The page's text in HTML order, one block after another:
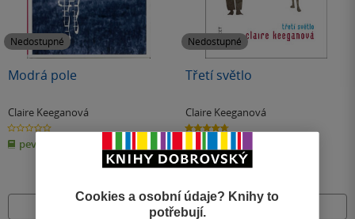
Nedostupné
Modrá pole
Claire Keeganová
0.0
z
5
hvězdiček
pevná vazba
Nedostupné
Třetí světlo
Claire Keeganová
4.7
z
hvězdiček
Nedostupné
Cookies a osobní údaje? Knihy to
potřebují.